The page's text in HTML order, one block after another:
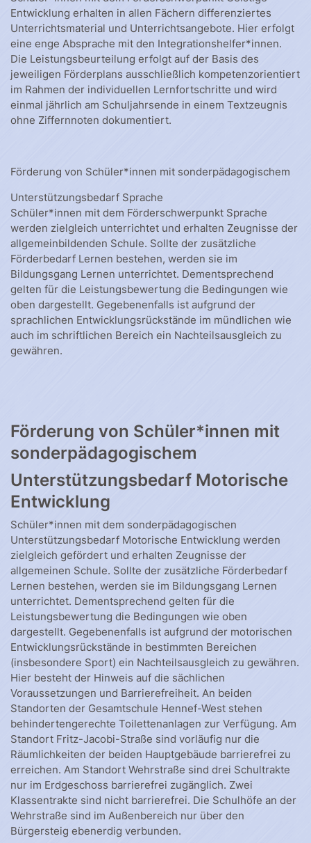
Entwicklung erhalten in allen Fächern differenziertes
Unterrichtsmaterial und Unterrichtsangebote. Hier erfolgt
eine enge Absprache mit den Integrationshelfer*innen.
Die Leistungsbeurteilung erfolgt auf der Basis des
jeweiligen Förderplans ausschließlich kompetenzorientiert
im Rahmen der individuellen Lernfortschritte und wird
einmal jährlich am Schuljahrsende in einem Textzeugnis
ohne Ziffernnoten dokumentiert.
Förderung von Schüler*innen mit sonderpädagogischem
Unterstützungsbedarf Sprache
Schüler*innen mit dem Förderschwerpunkt Sprache
werden zielgleich unterrichtet und erhalten Zeugnisse der
allgemeinbildenden Schule. Sollte der zusätzliche
Förderbedarf Lernen bestehen, werden sie im
Bildungsgang Lernen unterrichtet. Dementsprechend
gelten für die Leistungsbewertung die Bedingungen wie
oben dargestellt. Gegebenenfalls ist aufgrund der
sprachlichen Entwicklungsrückstände im mündlichen wie
auch im schriftlichen Bereich ein Nachteilsausgleich zu
gewähren.
Förderung von Schüler*innen mit
sonderpädagogischem
Unterstützungsbedarf Motorische
Entwicklung
Schüler*innen mit dem sonderpädagogischen
Unterstützungsbedarf Motorische Entwicklung werden
zielgleich gefördert und erhalten Zeugnisse der
allgemeinen Schule. Sollte der zusätzliche Förderbedarf
Lernen bestehen, werden sie im Bildungsgang Lernen
unterrichtet. Dementsprechend gelten für die
Leistungsbewertung die Bedingungen wie oben
dargestellt. Gegebenenfalls ist aufgrund der motorischen
Entwicklungsrückstände in bestimmten Bereichen
(insbesondere Sport) ein Nachteilsausgleich zu gewähren.
Hier besteht der Hinweis auf die sächlichen
Voraussetzungen und Barrierefreiheit. An beiden
Standorten der Gesamtschule Hennef-West stehen
behindertengerechte Toilettenanlagen zur Verfügung. Am
Standort Fritz-Jacobi-Straße sind vorläufig nur die
Räumlichkeiten der beiden Hauptgebäude barrierefrei zu
erreichen. Am Standort Wehrstraße sind drei Schultrakte
nur im Erdgeschoss barrierefrei zugänglich. Zwei
Klassentrakte sind nicht barrierefrei. Die Schulhöfe an der
Wehrstraße sind im Außenbereich nur über den
Bürgersteig ebenerdig verbunden.